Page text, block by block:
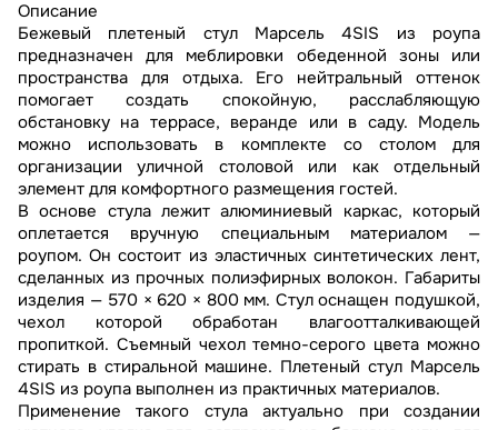
Описание
Бежевый плетеный стул Марсель 4SIS из роупа
предназначен для меблировки обеденной зоны или
пространства для отдыха. Его нейтральный оттенок
помогает создать спокойную, расслабляющую
обстановку на террасе, веранде или в саду. Модель
можно использовать в комплекте со столом для
организации уличной столовой или как отдельный
элемент для комфортного размещения гостей.
В основе стула лежит алюминиевый каркас, который
оплетается вручную специальным материалом —
роупом. Он состоит из эластичных синтетических лент,
сделанных из прочных полиэфирных волокон. Габариты
изделия — 570 × 620 × 800 мм. Стул оснащен подушкой,
чехол которой обработан влагоотталкивающей
пропиткой. Съемный чехол темно-серого цвета можно
стирать в стиральной машине. Плетеный стул Марсель
4SIS из роупа выполнен из практичных материалов.
Применение такого стула актуально при создании